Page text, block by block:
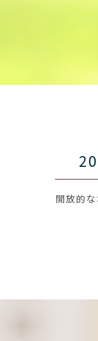
開放的